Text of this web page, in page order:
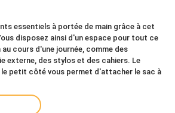
essentiels à portée de main grâce à cet
disposez ainsi d'un espace pour tout ce
cours d'une journée, comme des
externe, des stylos et des cahiers. Le
petit côté vous permet d'attacher le sac à